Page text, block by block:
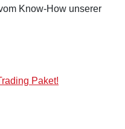
Know-How unserer
Paket!